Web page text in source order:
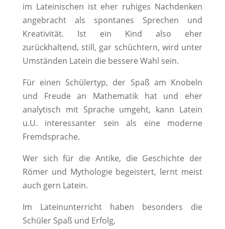
im Lateinischen ist eher ruhiges Nachdenken
angebracht als spontanes Sprechen und
Kreativität. Ist ein Kind also eher
zurückhaltend, still, gar schüchtern, wird unter
Umständen Latein die bessere Wahl sein.
Für einen Schülertyp, der Spaß am Knobeln
und Freude an Mathematik hat und eher
analytisch mit Sprache umgeht, kann Latein
u.U. interessanter sein als eine moderne
Fremdsprache.
Wer sich für die Antike, die Geschichte der
Römer und Mythologie begeistert, lernt meist
auch gern Latein.
Im Lateinunterricht haben besonders die
Schüler Spaß und Erfolg,